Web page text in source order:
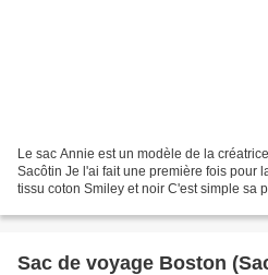
Le sac Annie est un modèle de la
Sacôtin Je l'ai fait une première fois pour
tissu coton Smiley et noir C'est simple sa
Sac de voyage Boston